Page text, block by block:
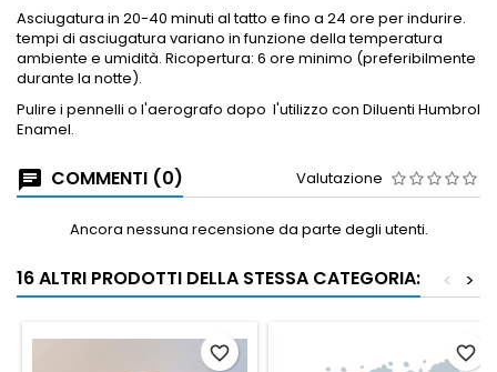
Asciugatura in 20-40 minuti al tatto e fino a 24 ore per indurire.
tempi di asciugatura variano in funzione della temperatura
ambiente e umidità. Ricopertura: 6 ore minimo (preferibilmente
durante la notte).
Pulire i pennelli o l'aerografo dopo l'utilizzo con Diluenti Humbrol
Enamel.
COMMENTI (0) Valutazione
Ancora nessuna recensione da parte degli utenti.
16 ALTRI PRODOTTI DELLA STESSA CATEGORIA: >
<
favorite_border favorite_border